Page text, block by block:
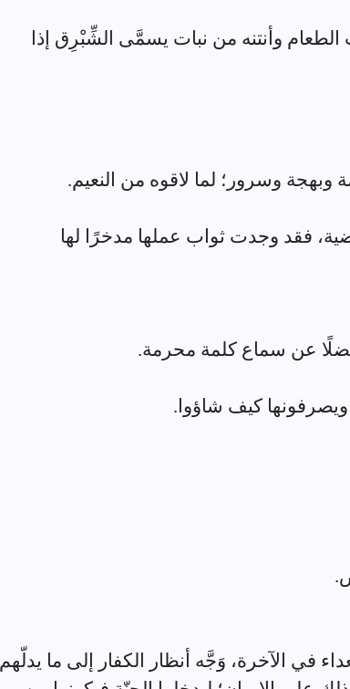
وأنتنه من نبات يسمَّى الشِّبْرِق إذا
فقد وجدت ثواب عملها مدخرًا لها
في الآخرة، وَجَّه أنظار الكفار إلى ما يدلّهم